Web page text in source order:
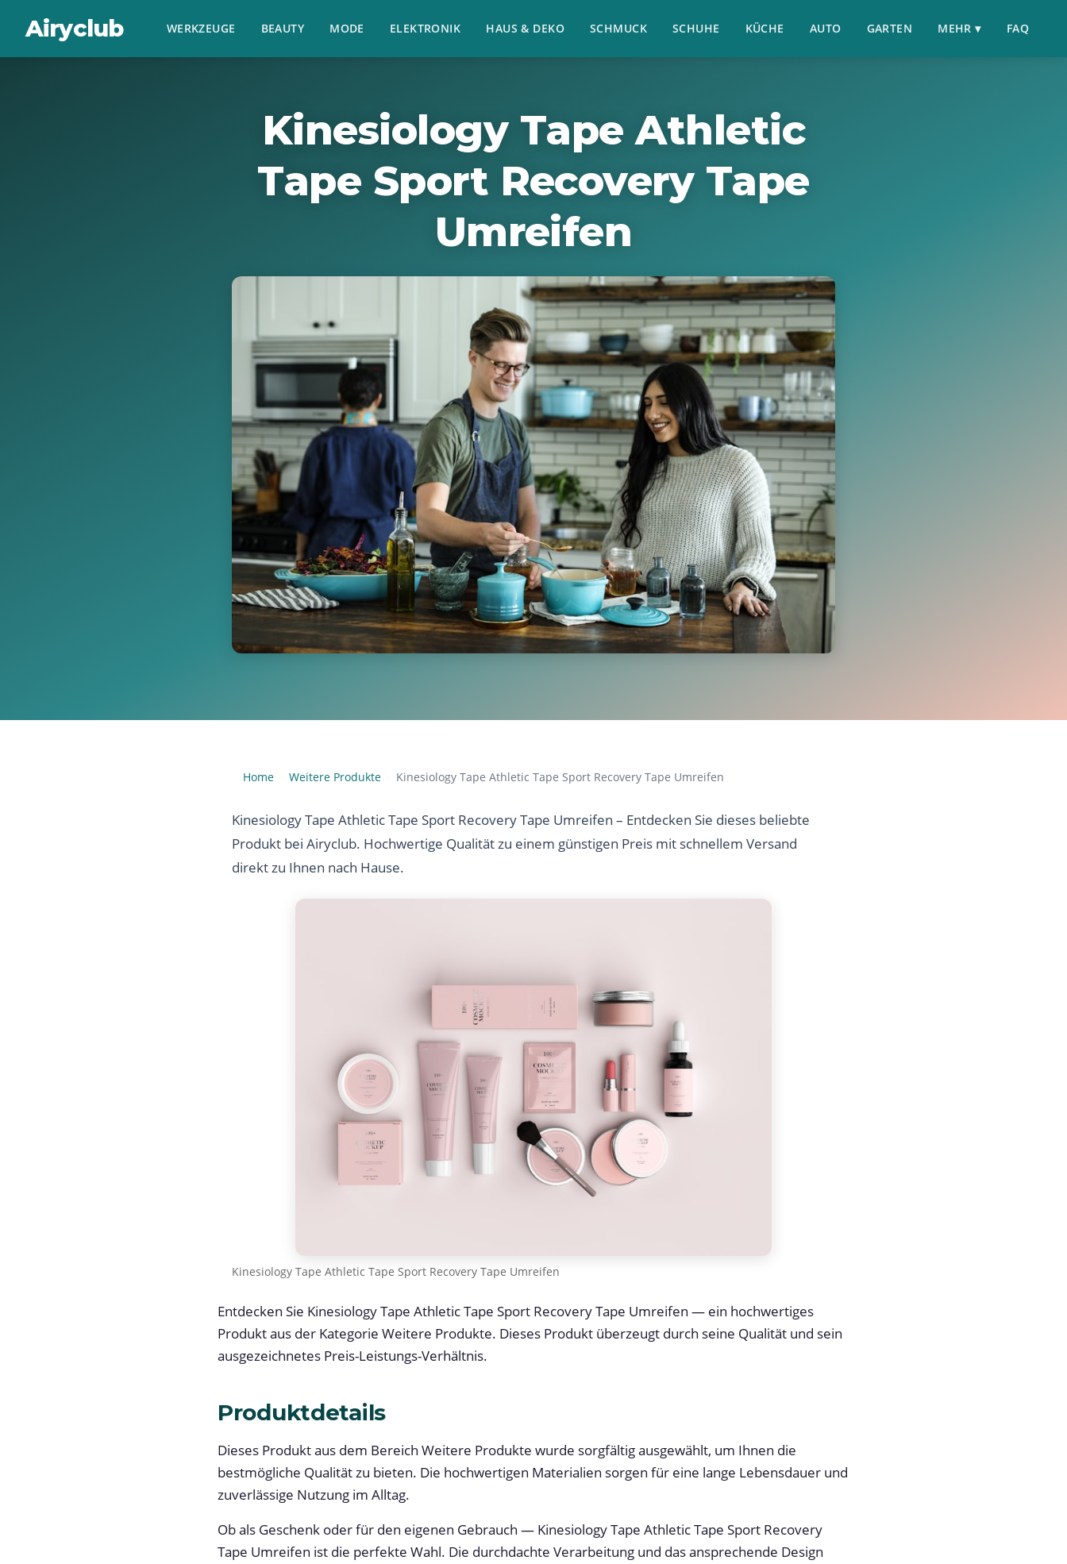
Airyclub WERKZEUGE BEAUTY MODE ELEKTRONIK HAUS & DEKO SCHMUCK SCHUHE KÜCHE AUTO GARTEN MEHR ▾ FAQ
Kinesiology Tape Athletic
Tape Sport Recovery Tape
Umreifen
Home Weitere Produkte Kinesiology Tape Athletic Tape Sport Recovery Tape Umreifen
Kinesiology Tape Athletic Tape Sport Recovery Tape Umreifen – Entdecken Sie dieses beliebte
Produkt bei Airyclub. Hochwertige Qualität zu einem günstigen Preis mit schnellem Versand
direkt zu Ihnen nach Hause.
Kinesiology Tape Athletic Tape Sport Recovery Tape Umreifen
Entdecken Sie Kinesiology Tape Athletic Tape Sport Recovery Tape Umreifen — ein hochwertiges
Produkt aus der Kategorie Weitere Produkte. Dieses Produkt überzeugt durch seine Qualität und sein
ausgezeichnetes Preis-Leistungs-Verhältnis.
Produktdetails
Dieses Produkt aus dem Bereich Weitere Produkte wurde sorgfältig ausgewählt, um Ihnen die
bestmögliche Qualität zu bieten. Die hochwertigen Materialien sorgen für eine lange Lebensdauer und
zuverlässige Nutzung im Alltag.
Ob als Geschenk oder für den eigenen Gebrauch — Kinesiology Tape Athletic Tape Sport Recovery
Tape Umreifen ist die perfekte Wahl. Die durchdachte Verarbeitung und das ansprechende Design